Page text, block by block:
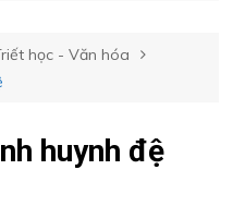
học - Văn hóa
huynh đệ